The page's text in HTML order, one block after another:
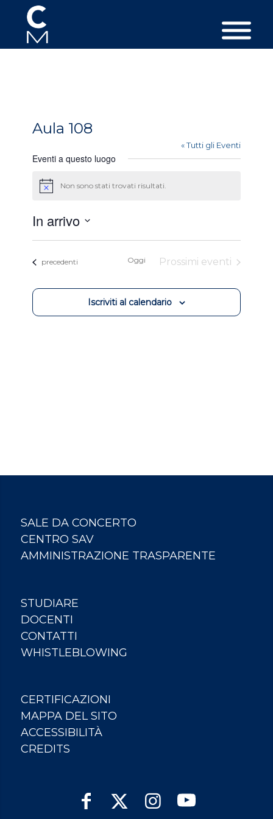
Aula 108
« Tutti gli Eventi
Eventi a questo luogo
AvvisoNon sono stati trovati risultati.
In arrivo
data.Eventi
precedenti Oggi Prossimi eventi
Iscriviti al calendario
SALE DA CONCERTO
CENTRO SAV
AMMINISTRAZIONE TRASPARENTE
STUDIARE
DOCENTI
CONTATTI
WHISTLEBLOWING
CERTIFICAZIONI
MAPPA DEL SITO
ACCESSIBILITÀ
CREDITS